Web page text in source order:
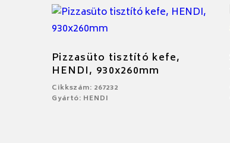
Pizzasüto tisztító kefe,
HENDI, 930x260mm
Cikkszám: 267232
Gyártó: HENDI